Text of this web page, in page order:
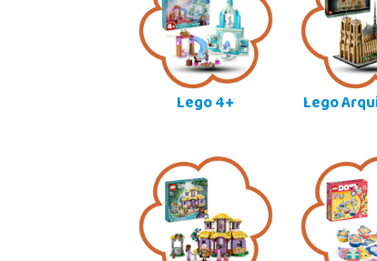
Lego 4+ Lego